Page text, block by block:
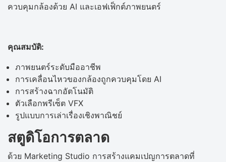
ควบคุมกล้องด้วย AI และเอฟเฟ็กต์ภาพยนตร์
คุณสมบัติ:
ภาพยนตร์ระดับมืออาชีพ
การเคลื่อนไหวของกล้องถูกควบคุมโดย AI
การสร้างฉากอัตโนมัติ
ตัวเลือกพรีเซ็ต VFX
รูปแบบการเล่าเรื่องเชิงพาณิชย์
สตูดิโอการตลาด
ด้วย Marketing Studio การสร้างแคมเปญการตลาดที่